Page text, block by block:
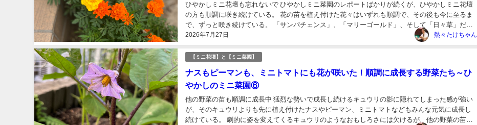
2026年7月27日
ひやかしミニ花壇も忘れないで ひやかしミニ菜園のレポートばかりが続くが、ひやかしミニ花壇
の方も順調に咲き続けている。 花の苗を植え付けた花々はいずれも順調で、その後も今に至るま
で、ずっと咲き続けている。 「サンパチェンス」、「マリーゴールド」、そして「日々草」だ。
この３品種、本当にビックリの花で、購入して植え付けた直後...
熱々たけちゃん
【ミニ花壇】と【ミニ菜園】
ナスもピーマンも、ミニトマトにも花が咲いた！順調に成長する野菜たち～ひ
やかしのミニ菜園⑥
他の野菜の苗も順調に成長中 猛烈な勢いで成長し続けるキュウリの影に隠れてしまった感が強い
が、そのキュウリよりも先に植え付けたナスやピーマン、ミニトマトなどもみんな元気に成長し
続けている。 劇的に姿を変えてくるキュウリのようなおもしろさには欠けるが、他の野菜の苗も